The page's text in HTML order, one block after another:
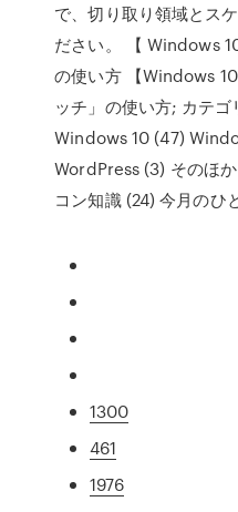
で、切り取り領域とス
ださい。 【 Windows
の使い方 【Windows
ッチ」の使い方; カテ
Windows 10 (47)
WordPress (3) そのほ
コン知識 (24) 今月のひ
1300
461
1976